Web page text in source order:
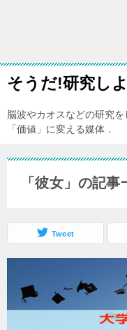
そうだ!研究し
脳波やカオスなどの研究
「価値」に変える媒体．
「彼女」の記事
Tweet